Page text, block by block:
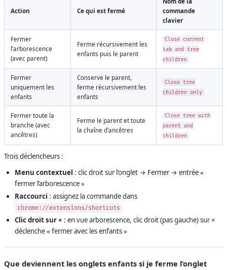
Action Ce qui est fermé
commande
clavier
Fermer
l’arborescence
(avec parent)
Ferme récursivement les
enfants puis le parent
Close current
tab and tree
children
Fermer
uniquement les
enfants
Conserve le parent,
ferme récursivement les
enfants
Close tree
children only
Fermer toute la
branche (avec
ancêtres)
Ferme le parent et toute
la chaîne d’ancêtres
Close tree with
parent and
children
Trois déclencheurs :
Menu contextuel : clic droit sur l’onglet → Fermer → entrée «
fermer l’arborescence »
Raccourci : assignez la commande dans
chrome://extensions/shortcuts
Clic droit sur × : en vue arborescence, clic droit (pas gauche) sur ×
déclenche « fermer avec les enfants »
Que deviennent les onglets enfants si je ferme l’onglet